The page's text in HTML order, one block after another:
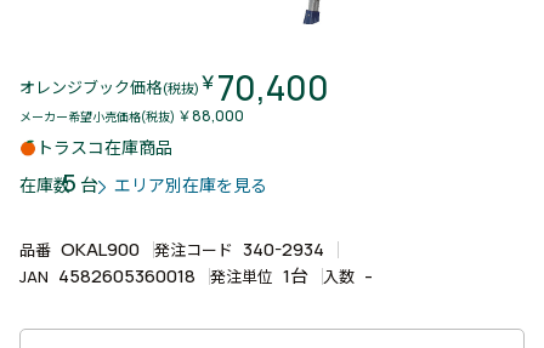
オレンジブック価格(税抜) ￥70,400
メーカー希望小売価格(税抜) ￥88,000
トラスコ在庫商品
在庫数5 台 エリア別在庫を見る
品番 OKAL900 発注コード 340-2934
JAN 4582605360018 発注単位 1台 入数 -